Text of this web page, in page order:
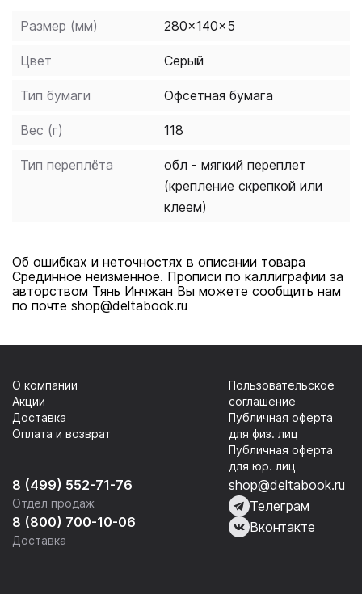
Размер (мм) 280x140x5
Цвет Серый
Тип бумаги Офсетная бумага
Вес (г) 118
Тип переплёта
обл - мягкий переплет
(крепление скрепкой или
клеем)
Об ошибках и неточностях в описании товара
Срединное неизменное. Прописи по каллиграфии за
авторством Тянь Инчжан Вы можете сообщить нам
по почте shop@deltabook.ru
8 (499) 552-71-76
Отдел продаж
8 (800) 700-10-06
Доставка
О компании
Акции
Доставка
Оплата и возврат
Пользовательское
соглашение
Публичная оферта
для физ. лиц
Публичная оферта
для юр. лиц
shop@deltabook.ru
Телеграм
Вконтакте